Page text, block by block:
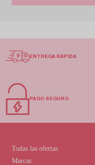
ENTREGA RÁPIDA
PAGO SEGURO
Todas las ofertas
Marcas